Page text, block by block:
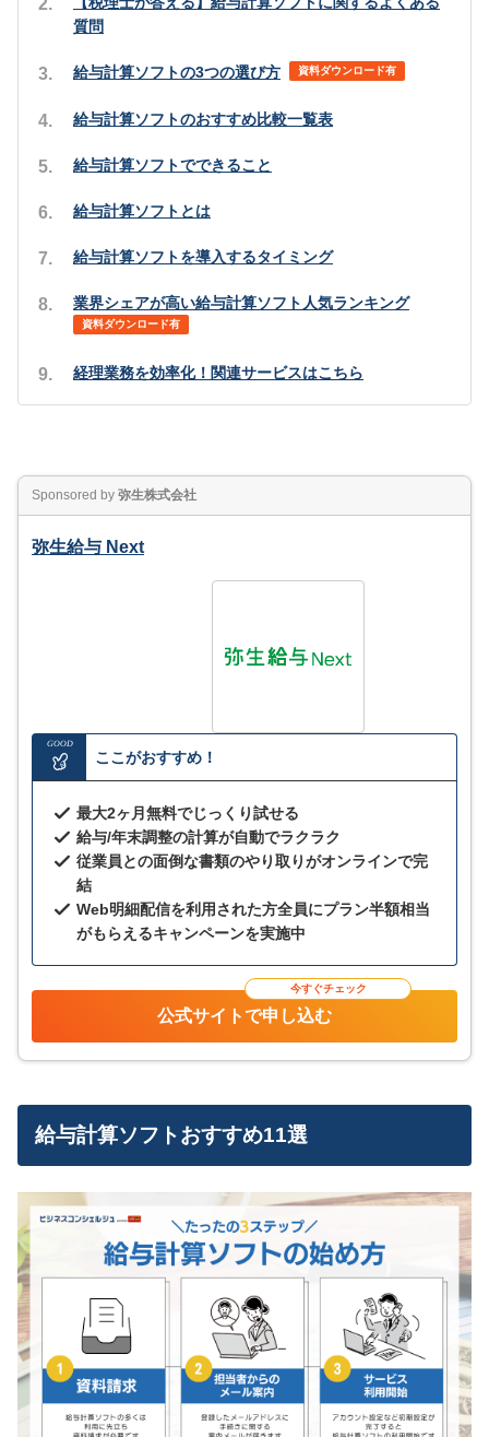
質問
給与計算ソフトの3つの選び方 資料ダウンロード有
給与計算ソフトのおすすめ比較一覧表
給与計算ソフトでできること
給与計算ソフトとは
給与計算ソフトを導入するタイミング
業界シェアが高い給与計算ソフト人気ランキング
資料ダウンロード有
経理業務を効率化！関連サービスはこちら
Sponsored by 弥生株式会社
弥生給与 Next
GOOD
ここがおすすめ！
最大2ヶ月無料でじっくり試せる
給与/年末調整の計算が自動でラクラク
従業員との面倒な書類のやり取りがオンラインで完
結
Web明細配信を利用された方全員にプラン半額相当
がもらえるキャンペーンを実施中
今すぐチェック
公式サイトで申し込む
給与計算ソフトおすすめ11選